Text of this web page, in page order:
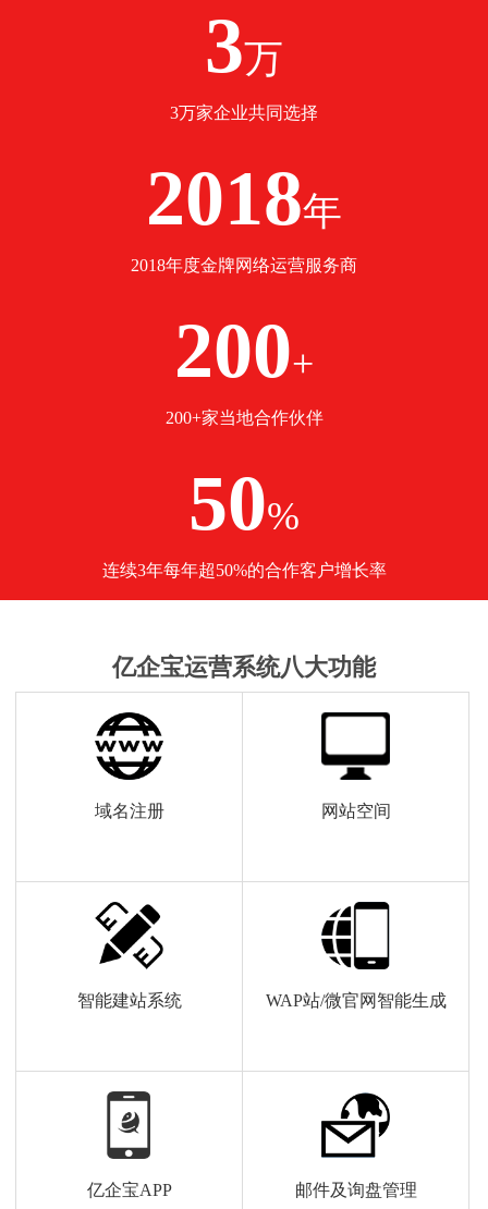
3万
3万家企业共同选择
2018年
2018年度金牌网络运营服务商
200+
200+家当地合作伙伴
50%
连续3年每年超50%的合作客户增长率
亿企宝运营系统八大功能
域名注册 网站空间
智能建站系统 WAP站/微官网智能生成
亿企宝APP 邮件及询盘管理